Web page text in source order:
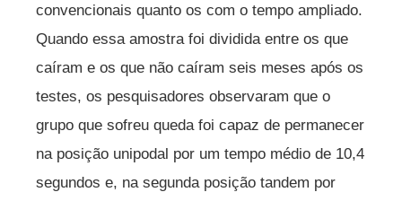
convencionais quanto os com o tempo ampliado.
Quando essa amostra foi dividida entre os que
caíram e os que não caíram seis meses após os
testes, os pesquisadores observaram que o
grupo que sofreu queda foi capaz de permanecer
na posição unipodal por um tempo médio de 10,4
segundos e, na segunda posição tandem por